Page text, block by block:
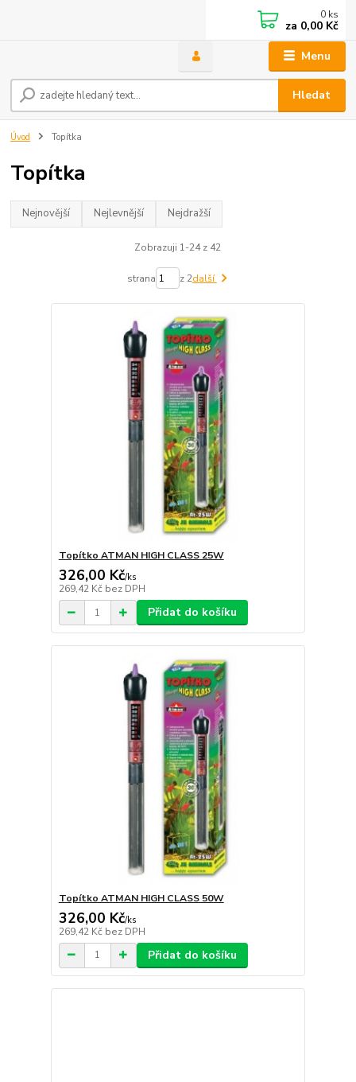
Menu
Hledat
0 ks
za 0,00 Kč
Úvod Topítka
Topítka
Nejnovější Nejlevnější Nejdražší
Zobrazuji 1-24 z 42
strana z 2další
Topítko ATMAN HIGH CLASS 25W
326,00 Kč/ks
269,42 Kč bez DPH
Přidat do košíku
Topítko ATMAN HIGH CLASS 50W
326,00 Kč/ks
269,42 Kč bez DPH
Přidat do košíku